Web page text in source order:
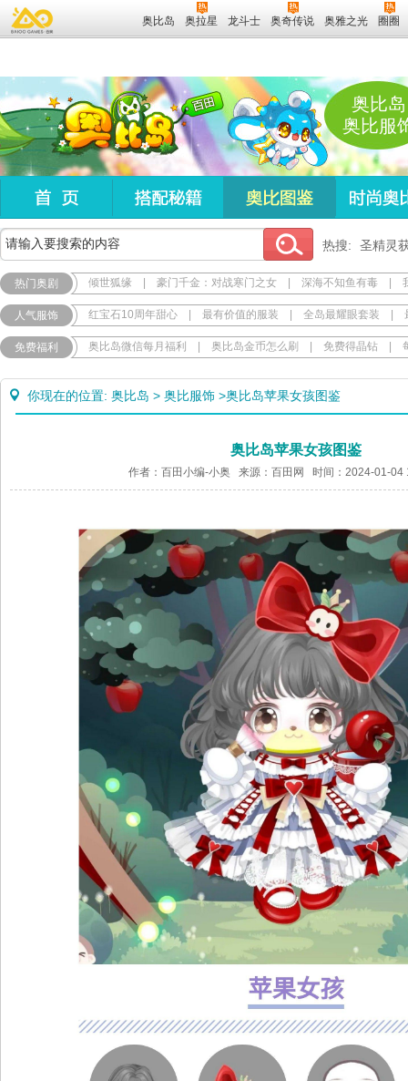
奥比岛 奥拉星 龙斗士 奥奇传说 奥雅之光 圈圈
奥比岛
奥比服
热搜: 圣精灵
热门奥剧 倾世狐缘 豪门千金：对战寒门之女 深海不知鱼有毒
人气服饰 红宝石10周年甜心 最有价值的服装 全岛最耀眼套装
免费福利 奥比岛微信每月福利 奥比岛金币怎么刷 免费得晶钻
你现在的位置: 奥比岛 > 奥比服饰 >奥比岛苹果女孩图鉴
奥比岛苹果女孩图鉴
作者：百田小编-小奥 来源：百田网 时间：2024-01-